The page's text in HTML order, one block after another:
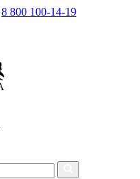
8 800 100-14-19